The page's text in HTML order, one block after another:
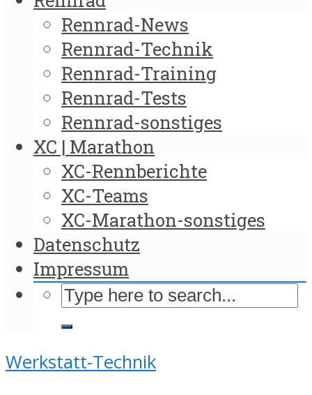
Rennrad-News
Rennrad-Technik
Rennrad-Training
Rennrad-Tests
Rennrad-sonstiges
XC | Marathon
XC-Rennberichte
XC-Teams
XC-Marathon-sonstiges
Datenschutz
Impressum
Werkstatt-Technik